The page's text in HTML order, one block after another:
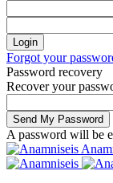
Forgot your
Password recovery
Recover your
A password will be